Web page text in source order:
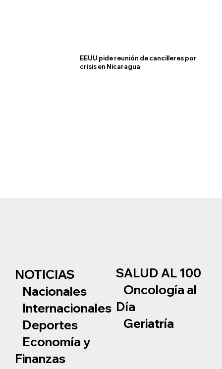
EEUU pide reunión de cancilleres por
crisis en Nicaragua
NOTICIAS
Nacionales
Internacionales
Deportes
Economía y
Finanzas
SALUD AL 100
Oncología al
Día
Geriatría